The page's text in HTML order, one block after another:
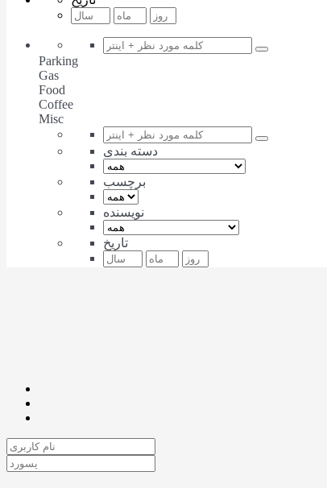
Parking
Gas
Food
Coffee
Misc
دسته بندی
برچسب
نویسنده
تاریخ